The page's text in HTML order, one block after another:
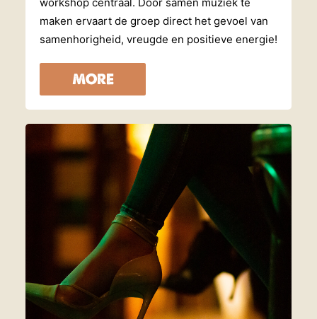
maken ervaart de groep direct het gevoel van
samenhorigheid, vreugde en positieve energie!
MORE